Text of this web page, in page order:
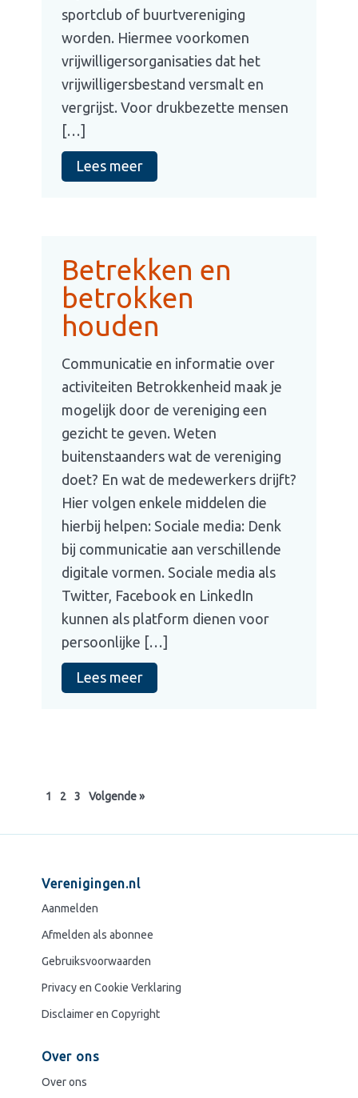
sportclub of buurtvereniging
worden. Hiermee voorkomen
vrijwilligersorganisaties dat het
vrijwilligersbestand versmalt en
vergrijst. Voor drukbezette mensen
[…]
Lees meer
Betrekken en
betrokken
houden
Communicatie en informatie over
activiteiten Betrokkenheid maak je
mogelijk door de vereniging een
gezicht te geven. Weten
buitenstaanders wat de vereniging
doet? En wat de medewerkers drijft?
Hier volgen enkele middelen die
hierbij helpen: Sociale media: Denk
bij communicatie aan verschillende
digitale vormen. Sociale media als
Twitter, Facebook en LinkedIn
kunnen als platform dienen voor
persoonlijke […]
Lees meer
1 2 3 Volgende »
Verenigingen.nl
Aanmelden
Afmelden als abonnee
Gebruiksvoorwaarden
Privacy en Cookie Verklaring
Disclaimer en Copyright
Over ons
Over ons